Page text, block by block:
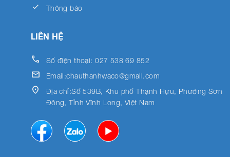
done Thông báo
LIÊN HỆ
call Số điện thoại: 027 538 69 852
email Email:chauthanhwaco@gmail.com
location_on
Địa chỉ:Số 539B, Khu phố Thạnh Hựu, Phường Sơn
Đông, Tỉnh Vĩnh Long, Việt Nam